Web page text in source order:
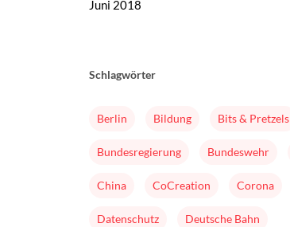
Juni 2018
Schlagwörter
Berlin Bildung Bits & Pretzels
Bundesregierung Bundeswehr
China CoCreation Corona
Datenschutz Deutsche Bahn